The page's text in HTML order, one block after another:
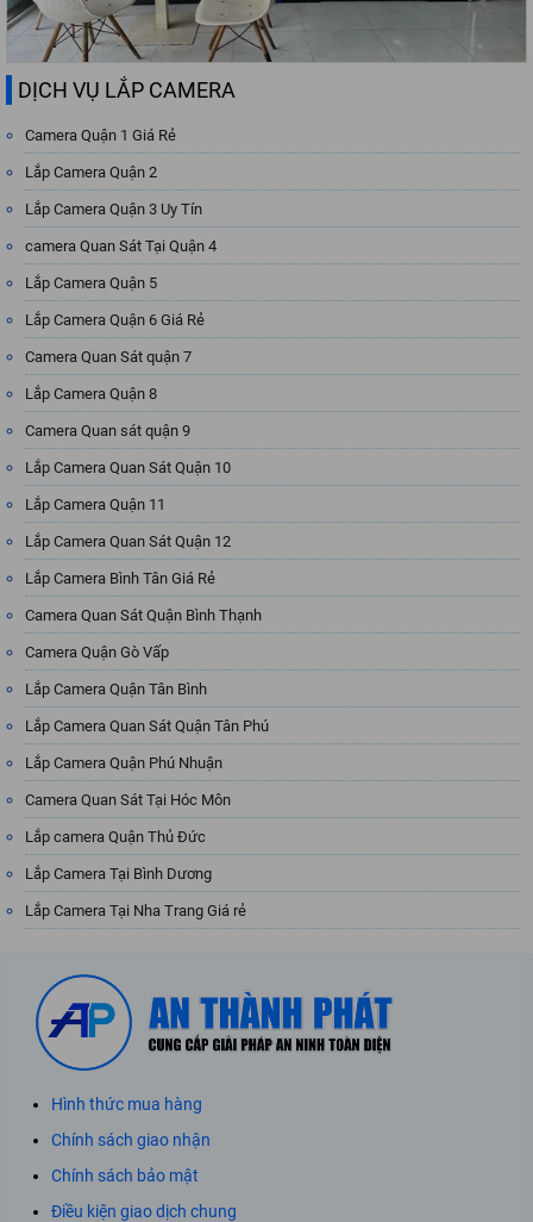
DỊCH VỤ LẮP CAMERA
Camera Quận 1 Giá Rẻ
Lắp Camera Quận 2
Lắp Camera Quận 3 Uy Tín
camera Quan Sát Tại Quận 4
Lắp Camera Quận 5
Lắp Camera Quận 6 Giá Rẻ
Camera Quan Sát quận 7
Lắp Camera Quận 8
Camera Quan sát quận 9
Lắp Camera Quan Sát Quận 10
Lắp Camera Quận 11
Lắp Camera Quan Sát Quận 12
Lắp Camera Bình Tân Giá Rẻ
Camera Quan Sát Quận Bình Thạnh
Camera Quận Gò Vấp
Lắp Camera Quận Tân Bình
Lắp Camera Quan Sát Quận Tân Phú
Lắp Camera Quận Phú Nhuận
Camera Quan Sát Tại Hóc Môn
Lắp camera Quận Thủ Đức
Lắp Camera Tại Bình Dương
Lắp Camera Tại Nha Trang Giá rẻ
Hình thức mua hàng
Chính sách giao nhận
Chính sách bảo mật
Điều kiện giao dịch chung